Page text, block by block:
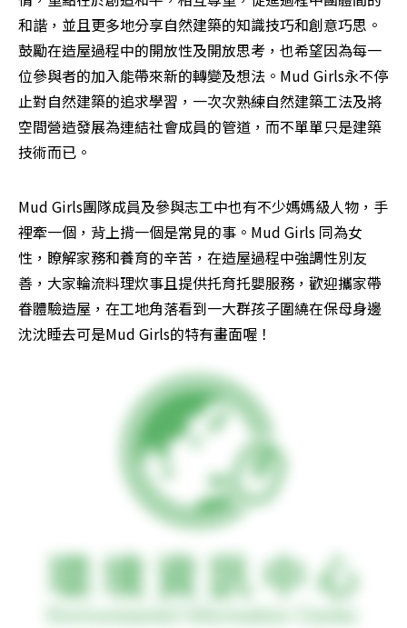
和諧，並且更多地分享自然建築的知識技巧和創意巧思。
鼓勵在造屋過程中的開放性及開放思考，也希望因為每一
位參與者的加入能帶來新的轉變及想法。Mud Girls永不停
止對自然建築的追求學習，一次次熟練自然建築工法及將
空間營造發展為連結社會成員的管道，而不單單只是建築
技術而已。
Mud Girls團隊成員及參與志工中也有不少媽媽級人物，手
裡牽一個，背上揹一個是常見的事。Mud Girls 同為女
性，瞭解家務和養育的辛苦，在造屋過程中強調性別友
善，大家輪流料理炊事且提供托育托嬰服務，歡迎攜家帶
眷體驗造屋，在工地角落看到一大群孩子圍繞在保母身邊
沈沈睡去可是Mud Girls的特有畫面喔！